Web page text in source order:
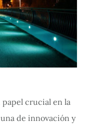
papel crucial en la
de innovación y